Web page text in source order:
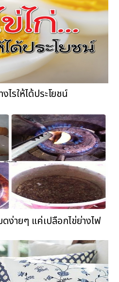
ไรให้ได้ประโยชน์
ง่ายๆ แค่เปลือกไข่ย่างไฟ